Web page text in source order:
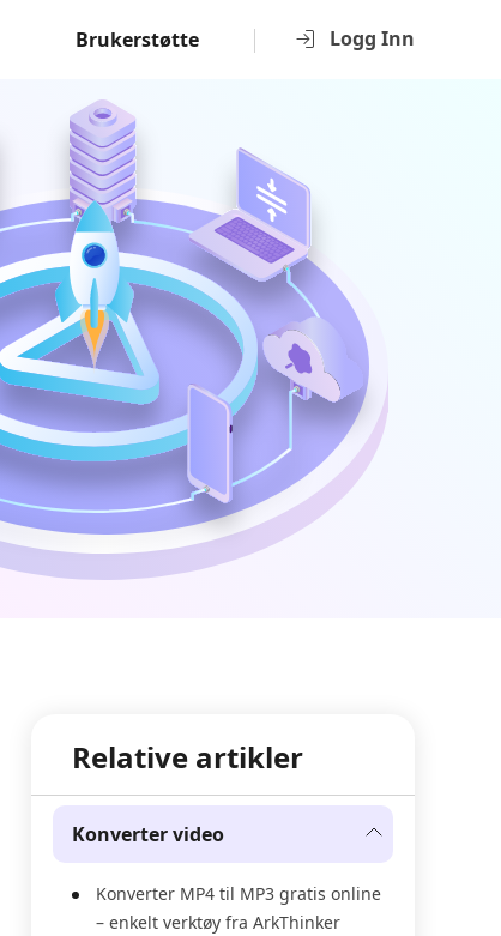
Logg Inn
Brukerstøtte
Relative artikler
Konverter video
Konverter MP4 til MP3 gratis online
– enkelt verktøy fra ArkThinker